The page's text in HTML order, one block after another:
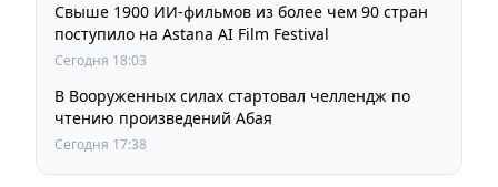
Свыше 1900 ИИ-фильмов из более чем 90 стран
поступило на Astana AI Film Festival
Сегодня 18:03
В Вооруженных силах стартовал челлендж по
чтению произведений Абая
Сегодня 17:38